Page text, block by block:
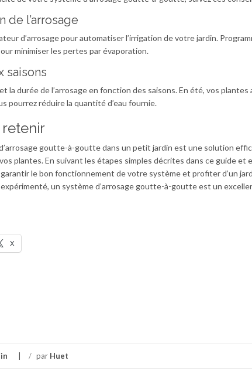
de l’arrosage
d’arrosage pour automatiser l’irrigation de votre jardin.
minimiser les pertes par évaporation.
saisons
la durée de l’arrosage en fonction des saisons. En été, vos plantes
pourrez réduire la quantité d’eau fournie.
retenir
goutte-à-goutte dans un petit jardin est une solution
plantes. En suivant les étapes simples décrites dans ce guide
le bon fonctionnement de votre système et profiter d’un
un système d’arrosage goutte-à-goutte est un
X
/ par Huet